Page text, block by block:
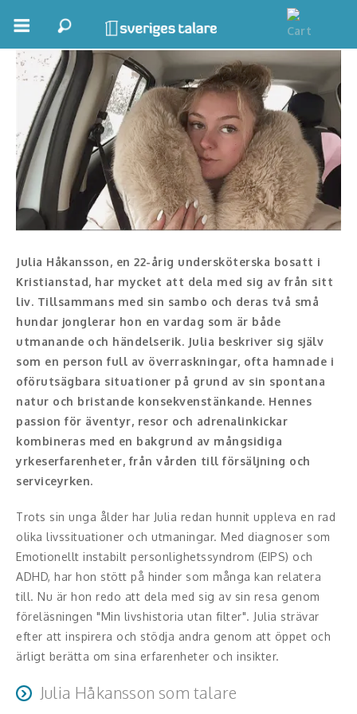
Boka ett möte
Samhällsnytta
Inspiration
Inspirerande Föreläsare
Personlig utveckling, målsättning
Keynote
Moderator, konferencier
Moderator
Konferencier
Radio och TV-profiler
Event
Humoristiska föredrag
Ljus och belysning
Komiker
Konst
Julia Håkansson
Julia Håkansson, en 22-årig undersköterska bosatt i
Kristianstad, har mycket att dela med sig av från sitt
liv. Tillsammans med sin sambo och deras två små
hundar jonglerar hon en vardag som är både
utmanande och händelserik. Julia beskriver sig själv
som en person full av överraskningar, ofta hamnade i
oförutsägbara situationer på grund av sin spontana
natur och bristande konsekvenstänkande. Hennes
passion för äventyr, resor och adrenalinkickar
kombineras med en bakgrund av mångsidiga
yrkeserfarenheter, från vården till försäljning och
serviceyrken.
Trots sin unga ålder har Julia redan hunnit uppleva en rad
olika livssituationer och utmaningar. Med diagnoser som
Emotionellt instabilt personlighetssyndrom (EIPS) och
ADHD, har hon stött på hinder som många kan relatera
till. Nu är hon redo att dela med sig av sin resa genom
föreläsningen "Min livshistoria utan filter". Julia strävar
efter att inspirera och stödja andra genom att öppet och
ärligt berätta om sina erfarenheter och insikter.
Julia Håkansson som talare